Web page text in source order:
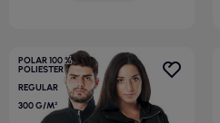
POLAR 100 %
POLIESTER
REGULAR
300 G/M²